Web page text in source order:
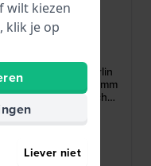
Timex
Peanuts x Timex Marlin
Soccer 40 mm
Speciaal automatisch
horloge met Snoopy
wijzerplaat
wilt kiezen
klik je op
Liever niet